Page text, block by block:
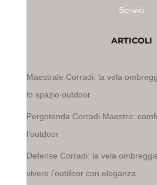
Scrivici
ARTICOLI
Maestrale Corradi: la vela
lo spazio outdoor
Pergotenda Corradi Maestro:
l’outdoor
Defense Corradi: la vela
vivere l’outdoor con eleganza